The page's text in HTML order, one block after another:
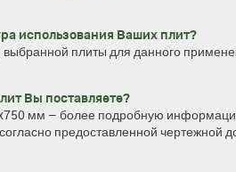
использования Ваших плит?
выбранной плиты для данного
Вы поставляете?
мм – более подробную
предоставленной чертежной